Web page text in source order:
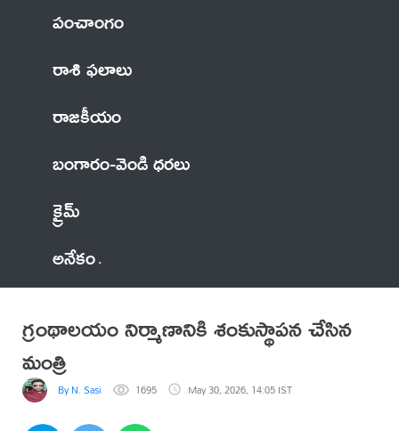
పంచాంగం
రాశి ఫలాలు
రాజకీయం
బంగారం-వెండి ధరలు
క్రైమ్
అనేకం
గ్రంథాలయం నిర్మాణానికి శంకుస్థాపన చేసిన
మంత్రి
By N. Sasi 1695 May 30, 2026, 14:05 IST